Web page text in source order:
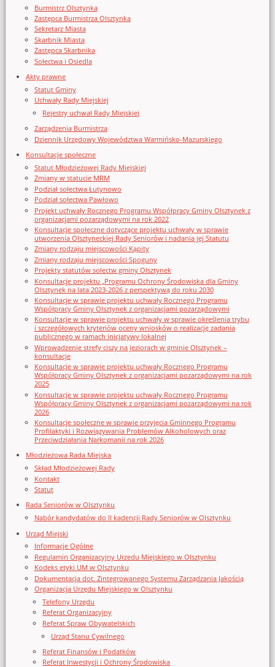
Burmistrz Olsztynka
Zastępca Burmistrza Olsztynka
Sekretarz Miasta
Skarbnik Miasta
Zastępca Skarbnika
Sołectwa i Osiedla
Akty prawne
Statut Gminy
Uchwały Rady Miejskiej
Rejestry uchwał Rady Miejskiej
Zarządzenia Burmistrza
Dziennik Urzędowy Województwa Warmińsko-Mazurskiego
Konsultacje społeczne
Statut Młodzieżowej Rady Miejskiej
Zmiany w statucie MRM
Podział sołectwa Łutynowo
Podział sołectwa Pawłowo
Projekt uchwały Rocznego Programu Współpracy Gminy Olsztynek z
organizacjami pozarządowymi na rok 2022
Konsultacje społeczne dotyczące projektu uchwały w sprawie
utworzenia Olsztyneckiej Rady Seniorów i nadania jej Statutu
Zmiany rodzaju miejscowości Kąpity
Zmiany rodzaju miejscowości Spoguny
Projekty statutów sołectw gminy Olsztynek
Konsultacje projektu „Programu Ochrony Środowiska dla Gminy
Olsztynek na lata 2023-2026 z perspektywą do roku 2030
Konsultacje w sprawie projektu uchwały Rocznego Programu
Współpracy Gminy Olsztynek z organizacjami pozarządowymi
Konsultacje w sprawie projektu uchwały w sprawie określenia trybu
i szczegółowych kryteriów oceny wniosków o realizację zadania
publicznego w ramach inicjatywy lokalnej
Wprowadzenie strefy ciszy na jeziorach w gminie Olsztynek –
konsultacje
Konsultacje w sprawie projektu uchwały Rocznego Programu
Współpracy Gminy Olsztynek z organizacjami pozarządowymi na rok
2025
Konsultacje w sprawie projektu uchwały Rocznego Programu
Współpracy Gminy Olsztynek z organizacjami pozarządowymi na rok
2026
Konsultacje społeczne w sprawie przyjęcia Gminnego Programu
Profilaktyki i Rozwiązywania Problemów Alkoholowych oraz
Przeciwdziałania Narkomanii na rok 2026
Młodzieżowa Rada Miejska
Skład Młodzieżowej Rady
Kontakt
Statut
Rada Seniorów w Olsztynku
Nabór kandydatów do II kadencji Rady Seniorów w Olsztynku
Urząd Miejski
Informacje Ogólne
Regulamin Organizacyjny Urzedu Miejskiego w Olsztynku
Kodeks etyki UM w Olsztynku
Dokumentacja dot. Zintegrowanego Systemu Zarządzania Jakością
Organizacja Urzędu Miejskiego w Olsztynku
Telefony Urzędu
Referat Organizacyjny
Referat Spraw Obywatelskich
Urząd Stanu Cywilnego
Referat Finansów i Podatków
Referat Inwestycji i Ochrony Środowiska